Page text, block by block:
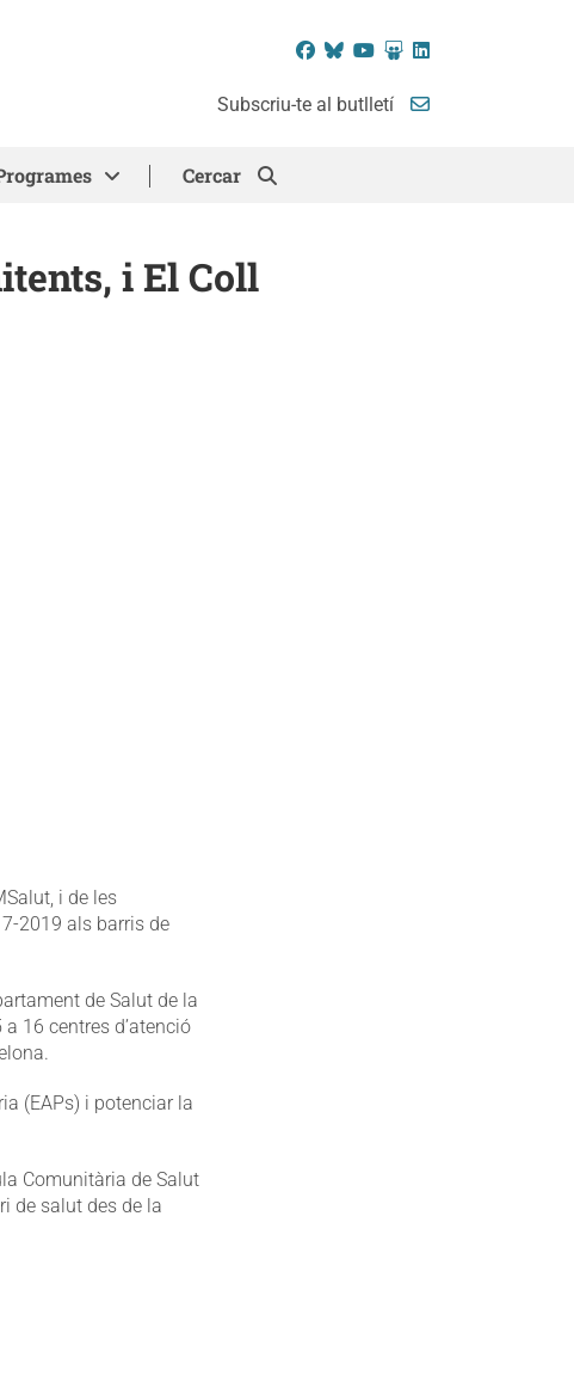
Facebook
BlueskyYouTube
SlideShare
LinkedIn
Subscriu-te al butlletí
Cercar
i El Coll
i de les
2019 als barris de
de Salut de la
16 centres d’atenció
(EAPs) i potenciar la
Comunitària de Salut
de salut des de la